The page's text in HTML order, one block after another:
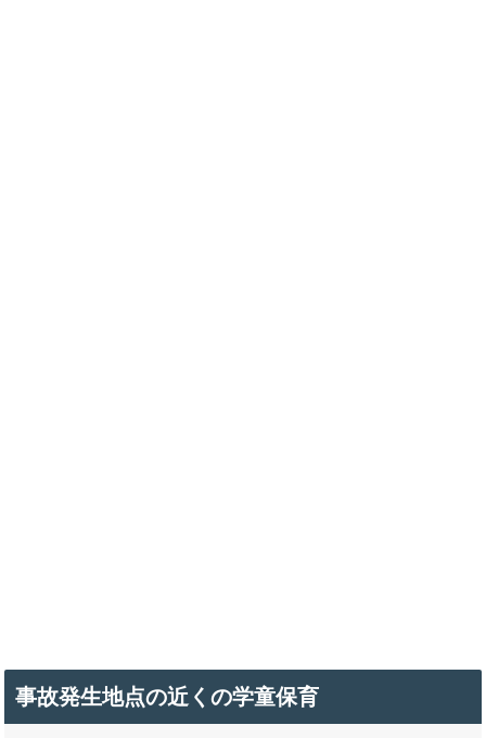
事故発生地点の近くの学童保育